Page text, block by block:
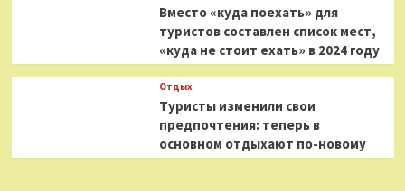
Вместо «куда поехать» для
туристов составлен список мест,
«куда не стоит ехать» в 2024 году
Отдых
Туристы изменили свои
предпочтения: теперь в
основном отдыхают по-новому